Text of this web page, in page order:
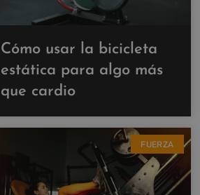
Cómo usar la bicicleta
estática para algo más
que cardio
FUERZA